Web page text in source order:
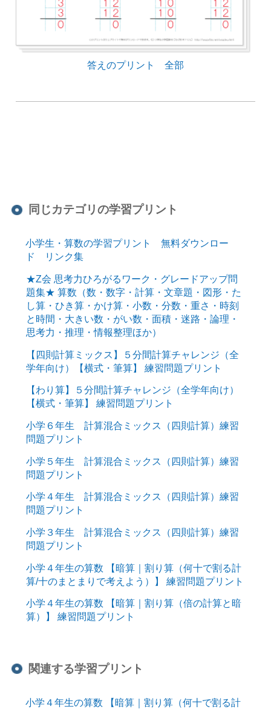
答えのプリント 全部
同じカテゴリの学習プリント
小学生・算数の学習プリント 無料ダウンロー
ド リンク集
★Z会 思考力ひろがるワーク・グレードアップ問
題集★ 算数（数・数字・計算・文章題・図形・た
し算・ひき算・かけ算・小数・分数・重さ・時刻
と時間・大きい数・がい数・面積・迷路・論理・
思考力・推理・情報整理ほか）
【四則計算ミックス】５分間計算チャレンジ（全
学年向け）【横式・筆算】 練習問題プリント
【わり算】５分間計算チャレンジ（全学年向け）
【横式・筆算】 練習問題プリント
小学６年生 計算混合ミックス（四則計算）練習
問題プリント
小学５年生 計算混合ミックス（四則計算）練習
問題プリント
小学４年生 計算混合ミックス（四則計算）練習
問題プリント
小学３年生 計算混合ミックス（四則計算）練習
問題プリント
小学４年生の算数 【暗算｜割り算（何十で割る計
算/十のまとまりで考えよう）】 練習問題プリント
小学４年生の算数 【暗算｜割り算（倍の計算と暗
算）】 練習問題プリント
関連する学習プリント
小学４年生の算数 【暗算｜割り算（何十で割る計